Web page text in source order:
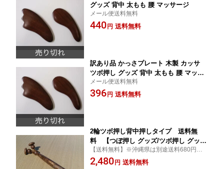
グッズ 背中 太もも 腰 マッサージ
メール便送料無料
440円 送料無料
訳あり品 かっさプレート 木製 カッサ
ツボ押し グッズ 背中 太もも 腰 マッサ
ージ
メール便送料無料
396円 送料無料
2輪ツボ押し背中押しタイプ 送料無
料 【つぼ押し グッズ/ツボ押し グッ
ズ/ツボ押し棒/マッサージ器/タイマッサ
ージ/背中 マッサージ/腰 マッサージ/
【送料無料】※沖縄県は別途送料680円が
掛かります
2,480円 送料無料